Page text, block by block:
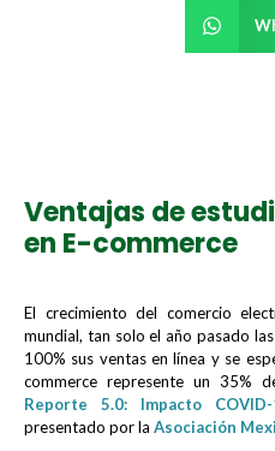
Ventajas de
en E-commerce
El crecimiento del comercio
mundial, tan solo el año pasado
100% sus ventas en línea y se
commerce represente un 35%
Reporte 5.0: Impacto
presentado por la Asociación